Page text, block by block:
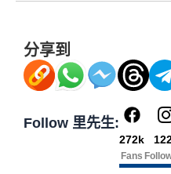
分享到
Follow 里先生:
272k
Fans